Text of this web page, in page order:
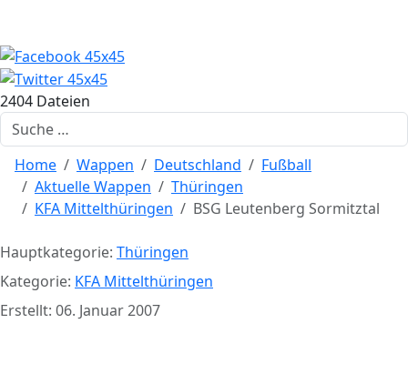
2404 Dateien
Suchen
Home Wappen Deutschland
Fußball
Aktuelle Wappen
Thüringen
KFA Mittelthüringen
BSG Leutenberg Sormitztal
Hauptkategorie: Thüringen
Kategorie: KFA Mittelthüringen
Erstellt: 06. Januar 2007